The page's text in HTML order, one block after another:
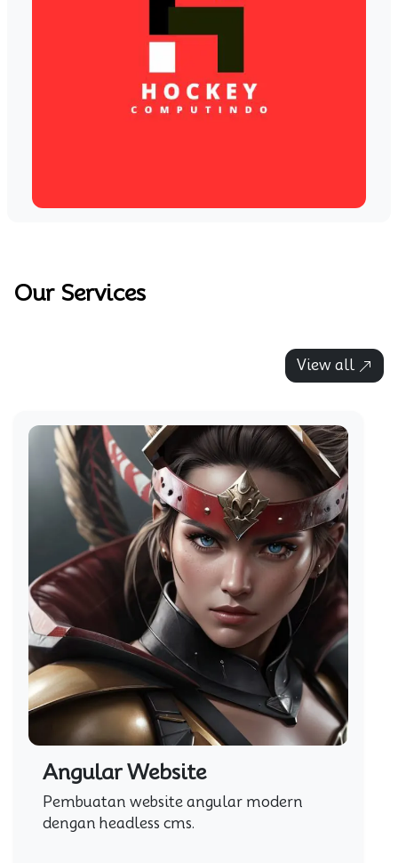
Our Services
View all
Angular Website
Pembuatan website angular modern
dengan headless cms.